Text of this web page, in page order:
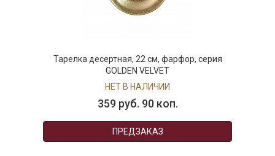
Тарелка десертная, 22 см, фарфор, серия
GOLDEN VELVET
НЕТ В НАЛИЧИИ
359 руб. 90 коп.
ПРЕДЗАКАЗ